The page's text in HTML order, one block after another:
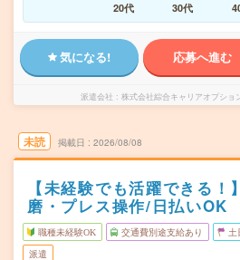
20代
30代
気になる! 応募へ進む
派遣会社 株式会社綜合キャリアオプショ
未読 掲載日 2026/08/08
【未経験でも活躍できる！
磨・プレス操作/日払いOK
職種未経験OK 交通費別途支給あり 土
派遣